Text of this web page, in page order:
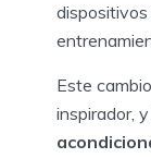
Este
inspirador, y